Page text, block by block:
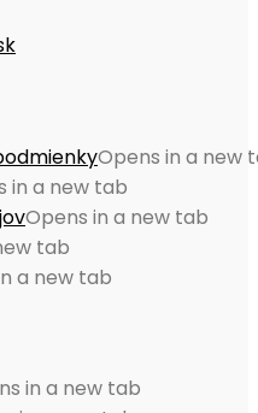
Opens in a new
in a new tab
Opens in a new tab
tab
a new tab
in a new tab